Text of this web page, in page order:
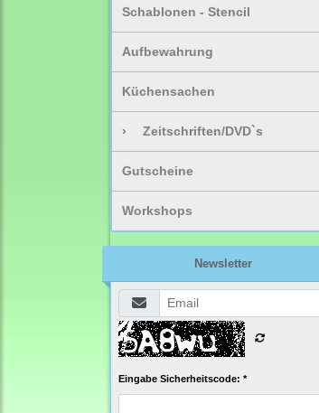
Schablonen - Stencil
Aufbewahrung
Küchensachen
› Zeitschriften/DVD`s
Gutscheine
Workshops
Newsletter
Eingabe Sicherheitscode: *